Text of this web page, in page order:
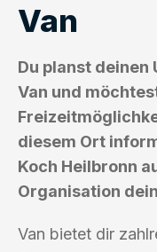
Van
Du planst deinen
Van und
diesem Ort
Koch Heilbronn
Organisation
Van bietet dir